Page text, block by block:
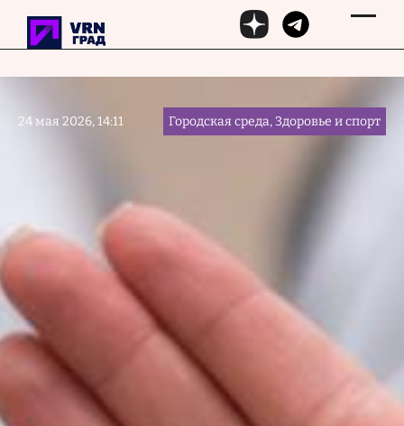
Перейти к основному содержанию
24 мая 2026, 14:11 Городская среда, Здоровье и спорт